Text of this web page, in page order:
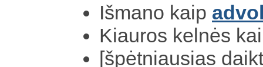
Išmano kaip
Kiauros kelnės
[špėtniausias